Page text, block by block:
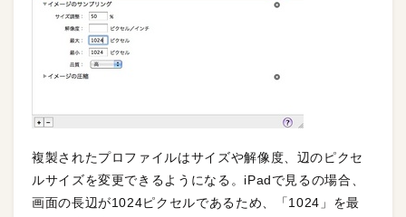
複製されたプロファイルはサイズや解像度、辺のピクセ
ルサイズを変更できるようになる。iPadで見るの場合、
画面の長辺が1024ピクセルであるため、「1024」を最